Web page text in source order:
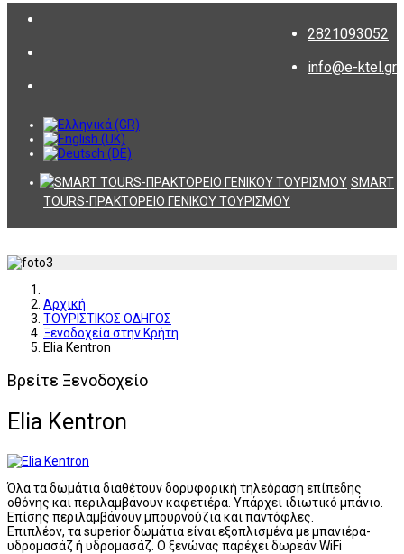
2821093052
info@e-ktel.gr
SMART
TOURS-ΠΡΑΚΤΟΡΕΙΟ ΓΕΝΙΚΟΥ ΤΟΥΡΙΣΜΟΥ
Αρχική
ΤΟΥΡΙΣΤΙΚΟΣ ΟΔΗΓΟΣ
Ξενοδοχεία στην Κρήτη
Elia Kentron
Βρείτε Ξενοδοχείο
Elia Kentron
Όλα τα δωμάτια διαθέτουν δορυφορική τηλεόραση επίπεδης
οθόνης και περιλαμβάνουν καφετιέρα. Υπάρχει ιδιωτικό μπάνιο.
Επίσης περιλαμβάνουν μπουρνούζια και παντόφλες.
Επιπλέον, τα superior δωμάτια είναι εξοπλισμένα με μπανιέρα-
υδρομασάζ ή υδρομασάζ. Ο ξενώνας παρέχει δωρεάν WiFi